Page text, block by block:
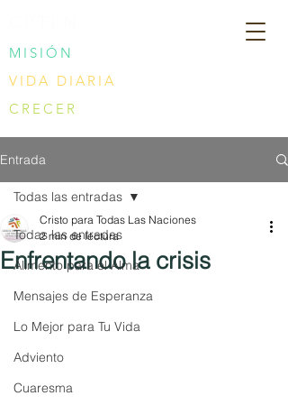
MISIÓN
VIDA DIARIA
CRECER
Entrada
Todas las entradas
Alimento para el Alma
Mensajes de Esperanza
Lo Mejor para Tu Vida
Adviento
Cuaresma
Todas las entradas
Enfrentando la crisis
Cristo para Todas Las Naciones
2 min de lectura